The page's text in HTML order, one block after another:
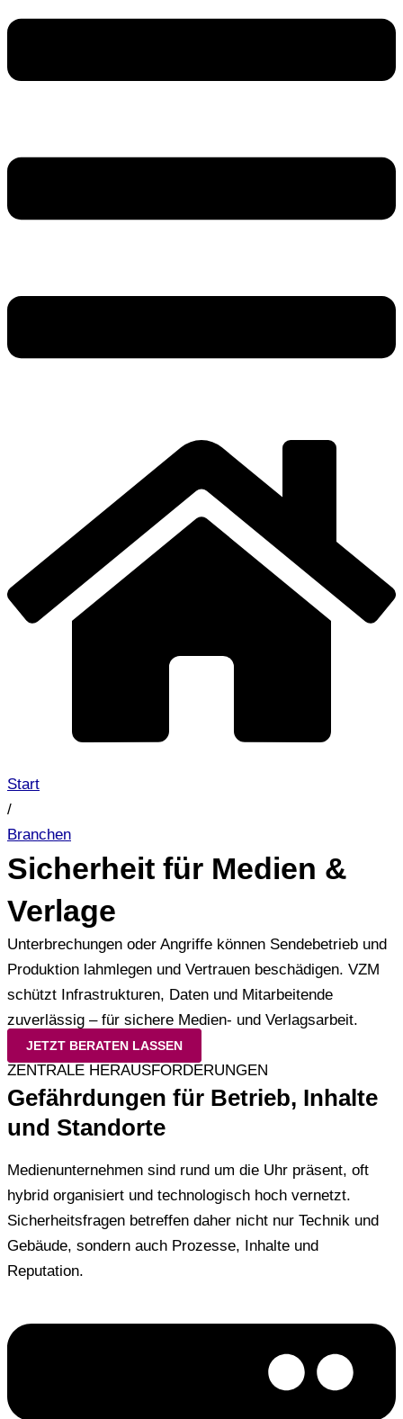
Start
/
Branchen
Sicherheit für Medien &
Verlage
Unterbrechungen oder Angriffe können Sendebetrieb und
Produktion lahmlegen und Vertrauen beschädigen. VZM
schützt Infrastrukturen, Daten und Mitarbeitende
zuverlässig – für sichere Medien- und Verlagsarbeit.
JETZT BERATEN LASSEN
ZENTRALE HERAUSFORDERUNGEN
Gefährdungen für Betrieb, Inhalte
und Standorte
Medienunternehmen sind rund um die Uhr präsent, oft
hybrid organisiert und technologisch hoch vernetzt.
Sicherheitsfragen betreffen daher nicht nur Technik und
Gebäude, sondern auch Prozesse, Inhalte und
Reputation.